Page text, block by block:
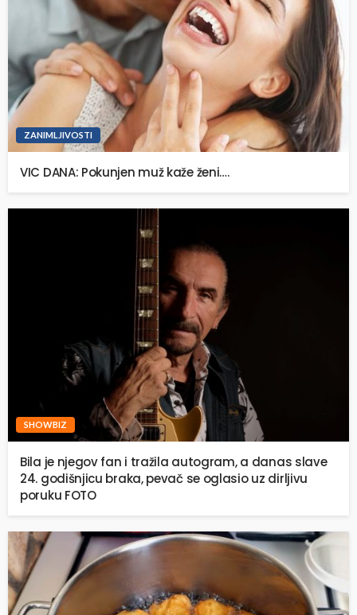
ZANIMLJIVOSTI
VIC DANA: Pokunjen muž kaže ženi….
SHOWBIZ
Bila je njegov fan i tražila autogram, a danas slave
24. godišnjicu braka, pevač se oglasio uz dirljivu
poruku FOTO